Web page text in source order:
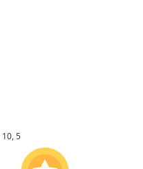
10, 5